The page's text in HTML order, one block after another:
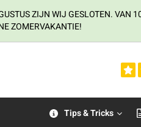
ZIJN WIJ GESLOTEN. VAN
ZOMERVAKANTIE!
Tips & Tricks